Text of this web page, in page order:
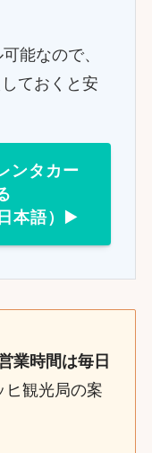
能なので、
ておくと安
ンタカー
本語）▶️
業時間は毎日
ヒ観光局の案